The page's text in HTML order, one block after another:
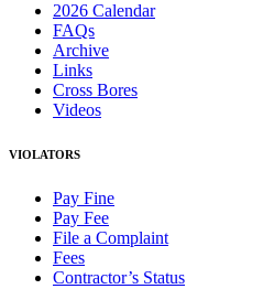
2026 Calendar
FAQs
Archive
Links
Cross Bores
Videos
VIOLATORS
Pay Fine
Pay Fee
File a Complaint
Fees
Contractor’s Status